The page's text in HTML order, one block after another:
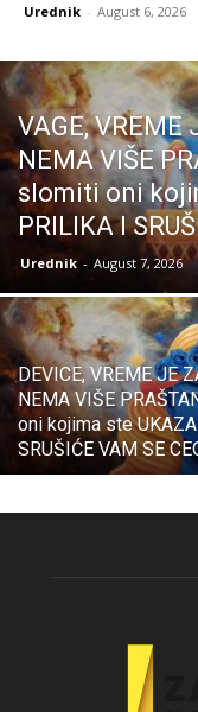
Urednik - August 6, 2026
VAGE, VREME
NEMA VIŠE
slomiti oni
PRILIKA I
Urednik - August 7, 2026
DEVICE, VREME JE
NEMA VIŠE
oni kojima ste
SRUŠIĆE VAM SE